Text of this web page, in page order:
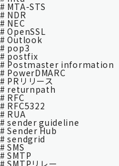
# MTA-STS
# NDR
# NEC
# OpenSSL
# Outlook
# pop3
# postfix
# Postmaster information
# PowerDMARC
# PRリリース
# returnpath
# RFC
# RFC5322
# RUA
# sender guideline
# Sender Hub
# sendgrid
# SMS
# SMTP
# SMTPリレー